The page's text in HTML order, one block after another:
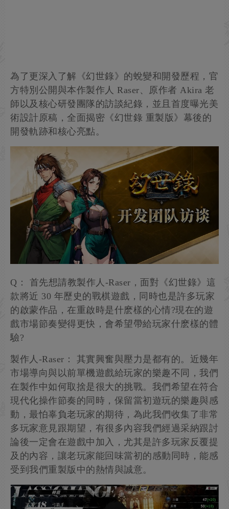
為了更深入了解《幻世錄》的蛻變和開發歷程，官
方特別公開與本作製作人 Raser、原作者 Akira 老
師以及核心研發團隊的訪談紀錄，並且首度曝光美
術設計原稿，全面揭密《幻世錄 重製版》幕後的
開發軌跡和核心亮點。
Q： 首先想請教製作人-Raser，面對《幻世錄》這
款將近 30 年歷史的戰棋遊戲，同時也是許多玩家
的啟蒙作品，在重啟時是什麽樣的心情?現在的遊
戲市場節奏變得更快，會希望帶給玩家什麽樣的體
驗?
製作人-Raser： 其實興奮與壓力是都有的。近幾年
市場導向與以前單機遊戲給玩家的樂趣不同，我們
在製作中如何取捨是很大的挑戰。我們希望在符合
現代化操作節奏的同時，保留當初遊玩的樂趣與感
動，最怕辜負老玩家的期待，為此我們收集了非常
多玩家意見跟期望，有很多內容我們經過采納跟討
論後一定會在遊戲中加入，尤其是許多玩家反覆提
及的內容，讓老玩家能回味當初的感動同時，能感
受到我們重製版中的熱情與誠意。